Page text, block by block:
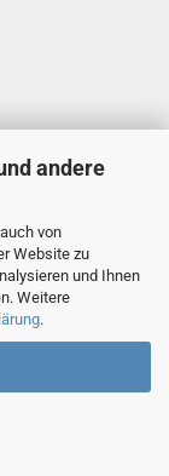
andere
von
Website zu
und Ihnen
Weitere
.